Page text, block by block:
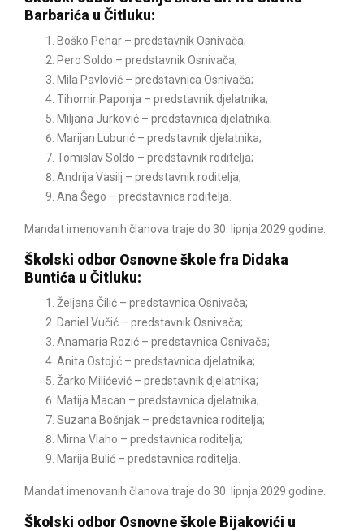
Barbarića u Čitluku:
Boško Pehar – predstavnik Osnivača;
Pero Soldo – predstavnik Osnivača;
Mila Pavlović – predstavnica Osnivača;
Tihomir Paponja – predstavnik djelatnika;
Miljana Jurković – predstavnica djelatnika;
Marijan Luburić – predstavnik djelatnika;
Tomislav Soldo – predstavnik roditelja;
Andrija Vasilj – predstavnik roditelja;
Ana Šego – predstavnica roditelja.
Mandat imenovanih članova traje do 30. lipnja 2029 godine.
Školski odbor Osnovne škole fra Didaka
Buntića u Čitluku:
Željana Čilić – predstavnica Osnivača;
Daniel Vučić – predstavnik Osnivača;
Anamaria Rozić – predstavnica Osnivača;
Anita Ostojić – predstavnica djelatnika;
Žarko Milićević – predstavnik djelatnika;
Matija Macan – predstavnica djelatnika;
Suzana Bošnjak – predstavnica roditelja;
Mirna Vlaho – predstavnica roditelja;
Marija Bulić – predstavnica roditelja.
Mandat imenovanih članova traje do 30. lipnja 2029 godine.
Školski odbor Osnovne škole Bijakovići u